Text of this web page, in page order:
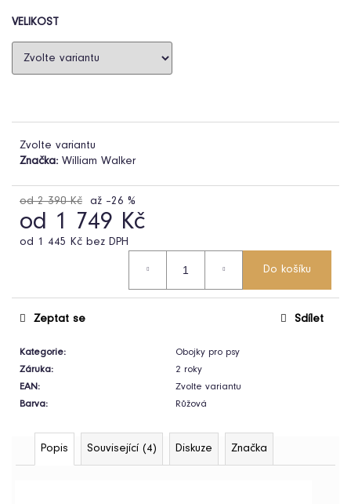
VELIKOST
Zvolte variantu
Značka: William Walker
od 2 390 Kč až –26 %
od 1 749 Kč
od 1 445 Kč bez DPH
Do košíku
Kategorie:
Obojky pro psy
Záruka:
2 roky
EAN:
Zvolte variantu
Barva: Růžová
Zeptat se Sdílet
Popis Související (4) Diskuze Značka
D
o
p
r
u
č
u
m
e
Pelíšek
pro
Royal
Shara